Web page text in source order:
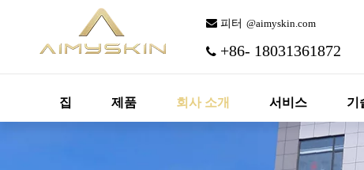
 피터 @aimyskin.com
+86- 18031361872
집 제품 회사 소개 서비스 기